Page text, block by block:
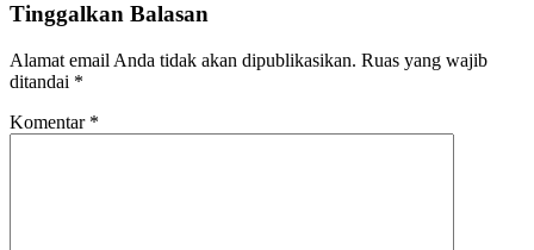
Tinggalkan Balasan
Alamat email Anda tidak akan dipublikasikan. Ruas yang wajib
ditandai *
Komentar *